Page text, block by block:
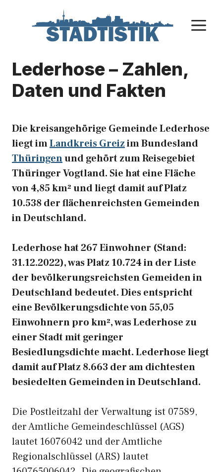
Lederhose – Zahlen,
Daten und Fakten
Die kreisangehörige Gemeinde Lederhose
liegt imLandkreis Greizim Bundesland
Thüringenund gehört zum Reisegebiet
Thüringer Vogtland. Sie hat eine Fläche
von 4,85 km² und liegt damit auf Platz
10.538 der flächenreichsten Gemeinden
in Deutschland.
Lederhose hat 267 Einwohner (Stand:
31.12.2022), was Platz 10.724 in der Liste
der bevölkerungsreichsten Gemeiden in
Deutschland bedeutet. Dies entspricht
eine Bevölkerungsdichte von 55,05
Einwohnern pro km², was Lederhose zu
einer Stadt mit geringer
Besiedlungsdichte macht. Lederhose liegt
damit auf Platz 8.663 der am dichtesten
besiedelten Gemeinden in Deutschland.
Die Postleitzahl der Verwaltung ist 07589,
der Amtliche Gemeindeschlüssel (AGS)
lautet 16076042 und der Amtliche
Regionalschlüssel (ARS) lautet